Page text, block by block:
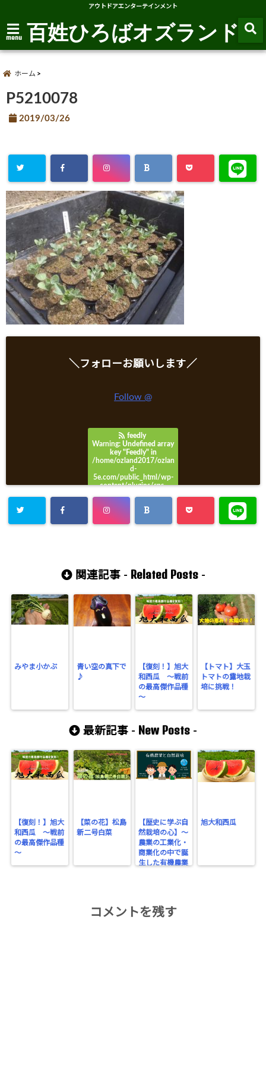
アウトドアエンターテインメント
menu 百姓ひろばオズランド
ホーム
P5210078
2019/03/26
＼フォローお願いします／
Follow @
feedly
Warning: Undefined array
key "Feedly" in
/home/ozland2017/ozlan
d-
5e.com/public_html/wp-
content/plugins/sns-
関連記事 - Related Posts-
みやま小かぶ
青い空の真下で
♪
【復刻！】旭大
和西瓜 ～戦前
の最高傑作品種
～
【トマト】大玉
トマトの露地栽
培に挑戦！
最新記事 - New Posts -
【復刻！】旭大
和西瓜 ～戦前
の最高傑作品種
～
【菜の花】松島
新二号白菜
【歴史に学ぶ自
然栽培の心】～
農業の工業化・
商業化の中で誕
生した有機農業
旭大和西瓜
コメントを残す